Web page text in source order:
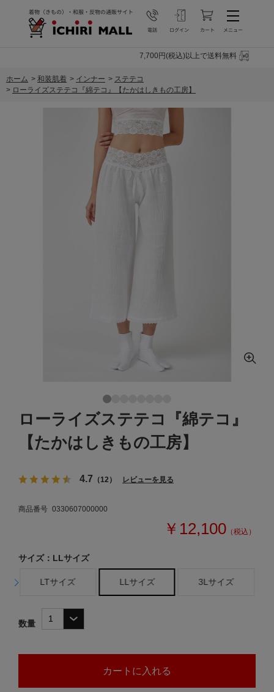
7,700円(税込)以上で送料無料
ホーム > 和装肌着 > インナー > ステテコ
> ローライズステテコ『綿テコ』【たかはしきもの工房】
ローライズステテコ『綿テコ』
【たかはしきもの工房】
4.7 （12） レビューを見る
商品番号 0330607000000
￥12,100 （税込）
サイズ：LLサイズ
LTサイズ LLサイズ 3Lサイズ
数量